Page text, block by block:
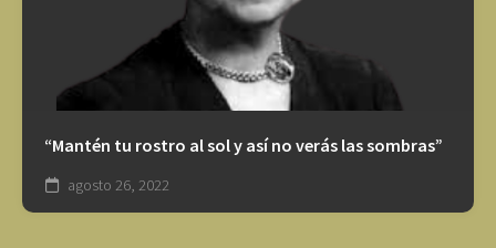
“Mantén tu rostro al sol y así no verás las sombras”
agosto 26, 2022